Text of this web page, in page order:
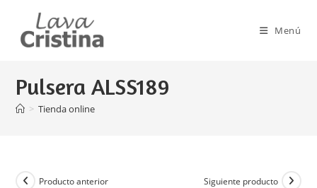
contenido
Menú
Pulsera ALSS189
> Tienda online
Producto anterior Siguiente producto